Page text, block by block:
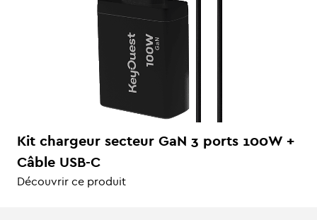
Kit chargeur secteur GaN 3 ports 100W +
Câble USB-C
Découvrir ce produit